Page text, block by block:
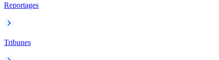
Reportages
Tribunes